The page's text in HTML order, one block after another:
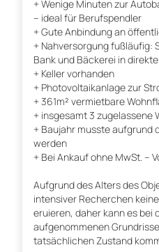
+ Wenige Minuten zur
– ideal für Berufspendler
+ Gute Anbindung an
+ Nahversorgung fußläufig:
Bank und Bäckerei in
+ Keller vorhanden
+ Photovoltaikanlage zur
+ 361m² vermietbare
+ insgesamt 3 zugelassene
+ Baujahr musste aufgrund
werden
+ Bei Ankauf ohne MwSt. –
Aufgrund des Alters des
intensiver Recherchen
eruieren, daher kann es bei
aufgenommenen
tatsächlichen Zustand